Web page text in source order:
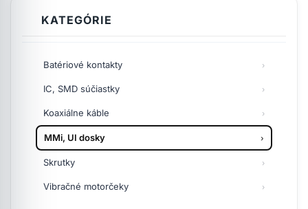
KATEGÓRIE
Batériové kontakty
IC, SMD súčiastky
Koaxiálne káble
MMi, UI dosky
Skrutky
Vibračné motorčeky